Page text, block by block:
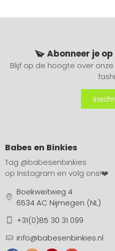
Abonneer je
Blijf op de hoogte over
Babes en Binkies
Tag @babesenbinkies
op Instagram en volg ons!❤️
Boekweitweg 4
6534 AC Nijmegen (NL)
+31(0)85 30 31 099
info@babesenbinkies.nl